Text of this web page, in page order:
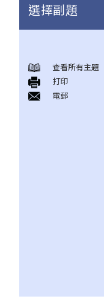
選擇副題
1. 誰需要獲得放債人
2. 誰受到《放債人條
3. 放債人的領牌事宜
查看所有主題
打印
電郵